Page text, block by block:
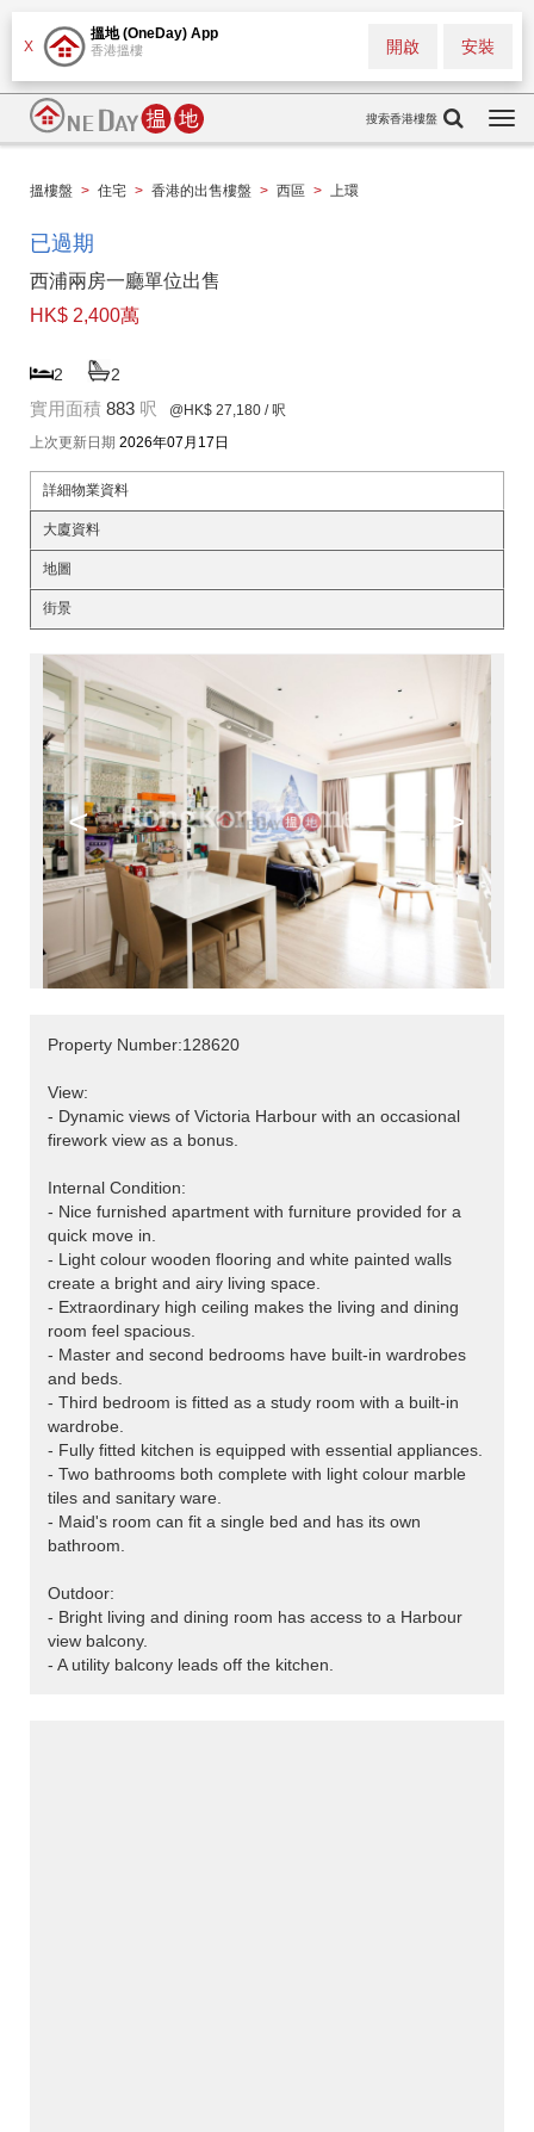
X
搵地 (OneDay) App
香港搵樓 安裝
開啟
搜索香港樓盤
搵樓盤 > 住宅 > 香港的出售樓盤 > 西區 > 上環
已過期
西浦兩房一廳單位出售
HK$ 2,400萬
2 2
實用面積 883 呎 @HK$ 27,180 / 呎
上次更新日期 2026年07月17日
詳細物業資料
大廈資料
地圖
街景
< >
Property Number:128620
View:
- Dynamic views of Victoria Harbour with an occasional
firework view as a bonus.
Internal Condition:
- Nice furnished apartment with furniture provided for a
quick move in.
- Light colour wooden flooring and white painted walls
create a bright and airy living space.
- Extraordinary high ceiling makes the living and dining
room feel spacious.
- Master and second bedrooms have built-in wardrobes
and beds.
- Third bedroom is fitted as a study room with a built-in
wardrobe.
- Fully fitted kitchen is equipped with essential appliances.
- Two bathrooms both complete with light colour marble
tiles and sanitary ware.
- Maid's room can fit a single bed and has its own
bathroom.
Outdoor:
- Bright living and dining room has access to a Harbour
view balcony.
- A utility balcony leads off the kitchen.